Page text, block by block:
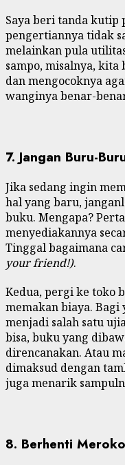
Saya beri tanda kutip
pengertiannya tidak
melainkan pula
sampo, misalnya,
dan mengocoknya
wanginya benar-
7. Jangan Buru-
Jika sedang ingin
hal yang baru,
buku. Mengapa?
menyediakannya
Tinggal bagaimana
your friend!).
Kedua, pergi ke toko
memakan biaya. Bagi
menjadi salah satu
bisa, buku yang
direncanakan. Atau
dimaksud dengan
juga menarik
8. Berhenti